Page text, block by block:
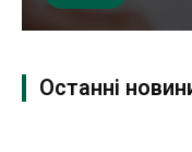
Останні